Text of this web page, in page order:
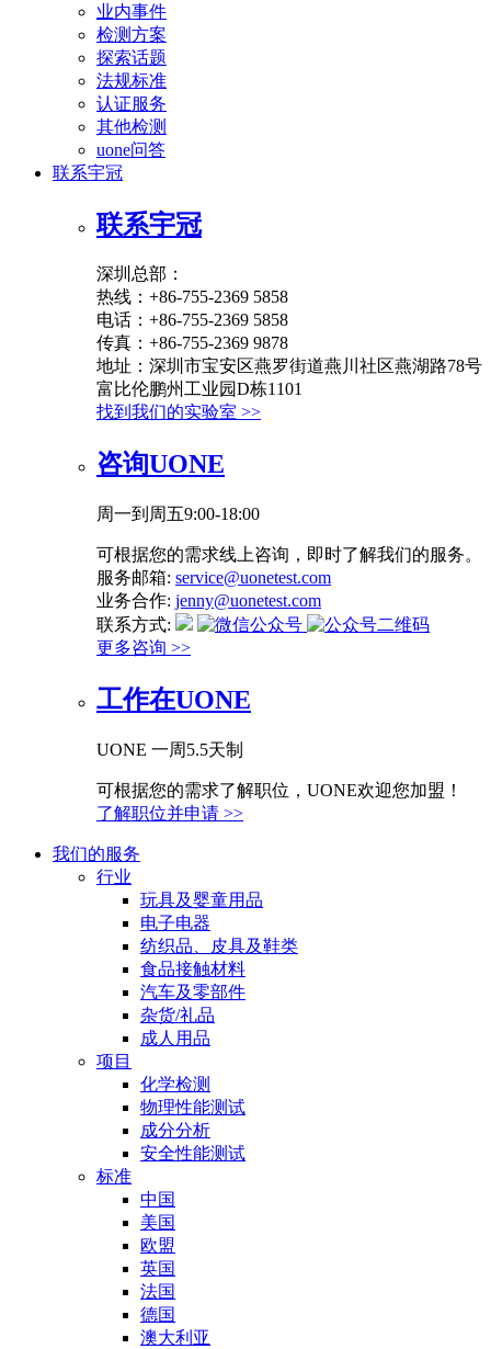
业内事件
检测方案
探索话题
法规标准
认证服务
其他检测
uone问答
联系宇冠
联系宇冠
深圳总部：
热线：+86-755-2369 5858
电话：+86-755-2369 5858
传真：+86-755-2369 9878
地址：深圳市宝安区燕罗街道燕川社区燕湖路78号
富比伦鹏州工业园D栋1101
找到我们的实验室 >>
咨询UONE
周一到周五9:00-18:00
可根据您的需求线上咨询，即时了解我们的服务。
服务邮箱: service@uonetest.com
业务合作: jenny@uonetest.com
联系方式:
更多咨询 >>
工作在UONE
UONE 一周5.5天制
可根据您的需求了解职位，UONE欢迎您加盟！
了解职位并申请 >>
我们的服务
行业
玩具及婴童用品
电子电器
纺织品、皮具及鞋类
食品接触材料
汽车及零部件
杂货/礼品
成人用品
项目
化学检测
物理性能测试
成分分析
安全性能测试
标准
中国
美国
欧盟
英国
法国
德国
澳大利亚